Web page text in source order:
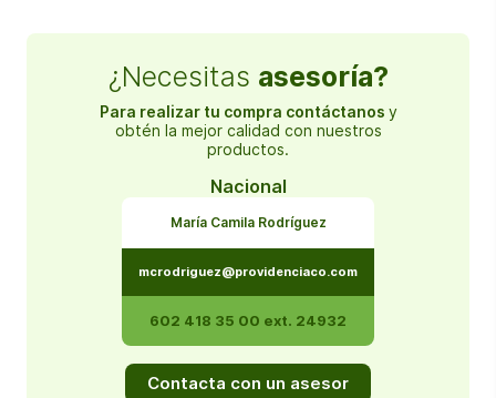
¿Necesitas asesoría?
Para realizar tu compra contáctanos y
obtén la mejor calidad con nuestros
productos.
Nacional
María Camila Rodríguez
mcrodriguez@providenciaco.com
602 418 35 00 ext. 24932
Contacta con un asesor